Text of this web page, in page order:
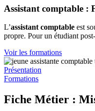
Assistant comptable :
L’assistant comptable est
propre. Pour un étudiant
Voir les formations
Présentation
Formations
Fiche Métier :